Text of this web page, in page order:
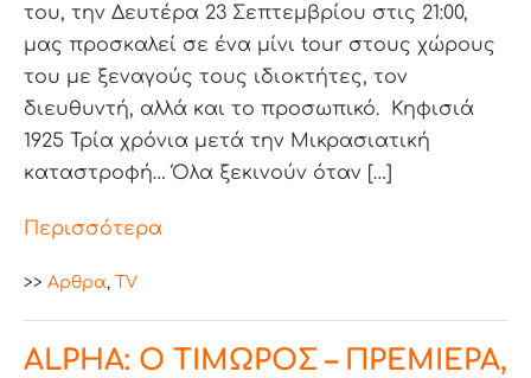
του, την Δευτέρα 23 Σεπτεμβρίου στις 21:00,
μας προσκαλεί σε ένα μίνι tour στους χώρους
του με ξεναγούς τους ιδιοκτήτες, τον
διευθυντή, αλλά και το προσωπικό. Κηφισιά
1925 Τρία χρόνια μετά την Μικρασιατική
καταστροφή… Όλα ξεκινούν όταν […]
Περισσότερα
>> Aρθρα, TV
ALPHA: Ο ΤΙΜΩΡΟΣ – ΠΡΕΜΙΕΡΑ,